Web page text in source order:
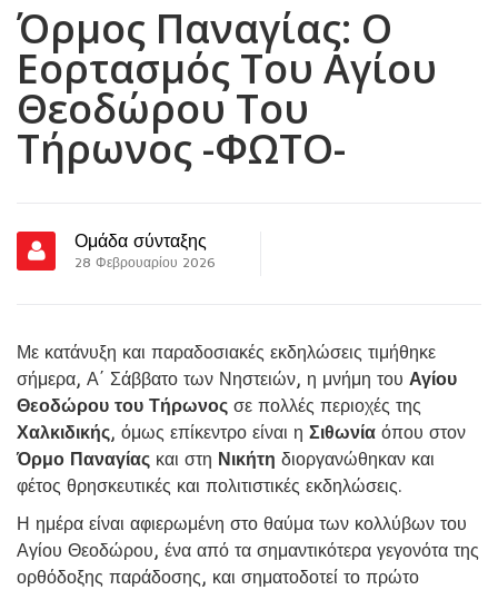
Όρμος Παναγίας: Ο
Εορτασμός Του Αγίου
Θεοδώρου Του
Τήρωνος -ΦΩΤΟ-
Ομάδα σύνταξης
28 Φεβρουαρίου 2026
Με κατάνυξη και παραδοσιακές εκδηλώσεις τιμήθηκε
σήμερα, Α΄ Σάββατο των Νηστειών, η μνήμη του Αγίου
Θεοδώρου του Τήρωνος σε πολλές περιοχές της
Χαλκιδικής, όμως επίκεντρο είναι η Σιθωνία όπου στον
Όρμο Παναγίας και στη Νικήτη διοργανώθηκαν και
φέτος θρησκευτικές και πολιτιστικές εκδηλώσεις.
Η ημέρα είναι αφιερωμένη στο θαύμα των κολλύβων του
Αγίου Θεοδώρου, ένα από τα σημαντικότερα γεγονότα της
ορθόδοξης παράδοσης, και σηματοδοτεί το πρώτο